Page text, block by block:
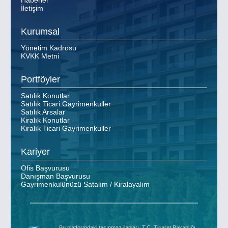
İletişim
Kurumsal
Yönetim Kadrosu
KVKK Metni
Portföyler
Satılık Konutlar
Satılık Ticari Gayrimenkuller
Satılık Arsalar
Kiralık Konutlar
Kiralık Ticari Gayrimenkuller
Kariyer
Ofis Başvurusu
Danışman Başvurusu
Gayrimenkulünüzü Satalım / Kiralayalım